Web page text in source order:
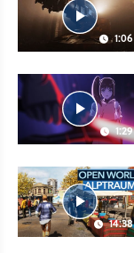
1:06
1:29
14:38